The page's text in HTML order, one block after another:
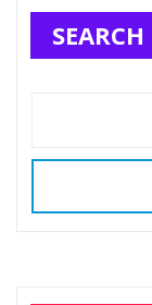
SEARCH